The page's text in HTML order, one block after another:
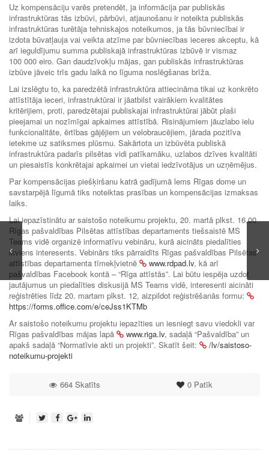
Uz kompensāciju varēs pretendēt, ja informācija par publiskās
infrastruktūras tās izbūvi, pārbūvi, atjaunošanu ir noteikta publiskās
infrastruktūras turētāja tehniskajos noteikumos, ja tās būvniecībai ir
izdota būvatļauja vai veikta atzīme par būvniecības ieceres akceptu, kā
arī ieguldījumu summa publiskajā infrastruktūras izbūvē ir vismaz
100 000 eiro. Gan daudzīvokļu mājas, gan publiskās infrastruktūras
izbūve jāveic trīs gadu laikā no līguma noslēgšanas brīža.
Lai izslēgtu to, ka paredzētā infrastruktūra attiecināma tikai uz konkrēto
attīstītāja ieceri, infrastruktūrai ir jāatbilst vairākiem kvalitātes
kritērijiem, proti, paredzētajai publiskajai infrastruktūrai jābūt plaši
pieejamai un nozīmīgai apkaimes attīstībā. Risinājumiem jāuzlabo ielu
funkcionalitāte, ērtības gājējiem un velobraucējiem, jārada pozitīva
ietekme uz satiksmes plūsmu. Sakārtota un izbūvēta publiskā
infrastruktūra padarīs pilsētas vidi patīkamāku, uzlabos dzīves kvalitāti
un piesaistīs konkrētajai apkaimei un vietai iedzīvotājus un uzņēmējus.
Par kompensācijas piešķiršanu katrā gadījumā lems Rīgas dome un
savstarpējā līgumā tiks noteiktas prasības un kompensācijas izmaksas
laiks.
Lai iepazīstinātu ar saistošo noteikumu projektu, 20. martā plkst. 16.00
Rīgas pašvaldības Pilsētas attīstības departaments tiešsaistē MS
Teams vidē organizē informatīvu vebināru, kurā aicināts piedalīties
ikviens interesents. Vebinārs tiks pārraidīts Rīgas pašvaldības Pilsētas
attīstības departamenta tīmekļvietnē
www.rdpad.lv, kā arī
pašvaldības Facebook kontā – “Rīga attīstās”. Lai būtu iespēja uzdot
jautājumus un piedalīties diskusijā MS Teams vidē, interesenti aicināti
reģistrēties līdz 20. martam plkst. 12, aizpildot reģistrēšanās formu:
https://forms.office.com/e/ceJss1KTMb
Ar saistošo noteikumu projektu iepazīties un iesniegt savu viedokli var
Rīgas pašvaldības mājas lapā
www.riga.lv, sadaļā “Pašvaldība” un
apakš sadaļā “Normatīvie akti un projekti”. Skatīt šeit:
/lv/saistoso-
noteikumu-projekti
0Patīk
664 Skatīts